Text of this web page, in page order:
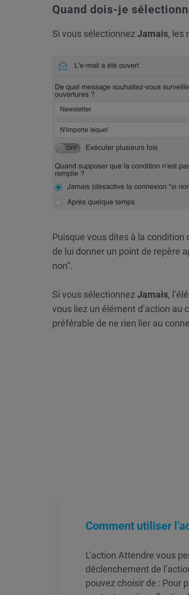
Quand dois-je
Si vous sélectionnez Jamais, les
Puisque vous dites à la condition
de lui donner un point de repère
non”.
Si vous sélectionnez Jamais,
vous liez un élément d’action au
préférable de ne rien lier au
Comment utiliser
L’action Attendre vous
déclenchement de
pouvez choisir de : Pour